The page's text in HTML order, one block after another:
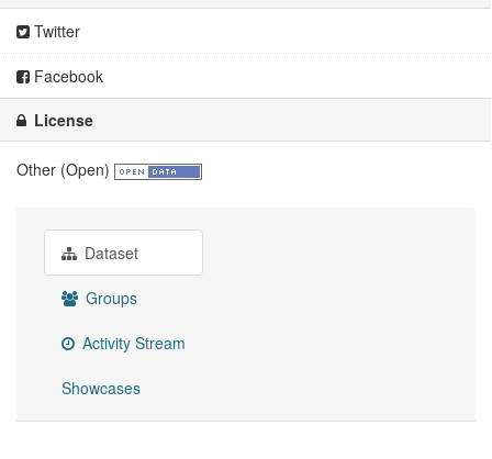
Twitter
Facebook
License
Other (Open)
Dataset
Groups
Activity Stream
Showcases